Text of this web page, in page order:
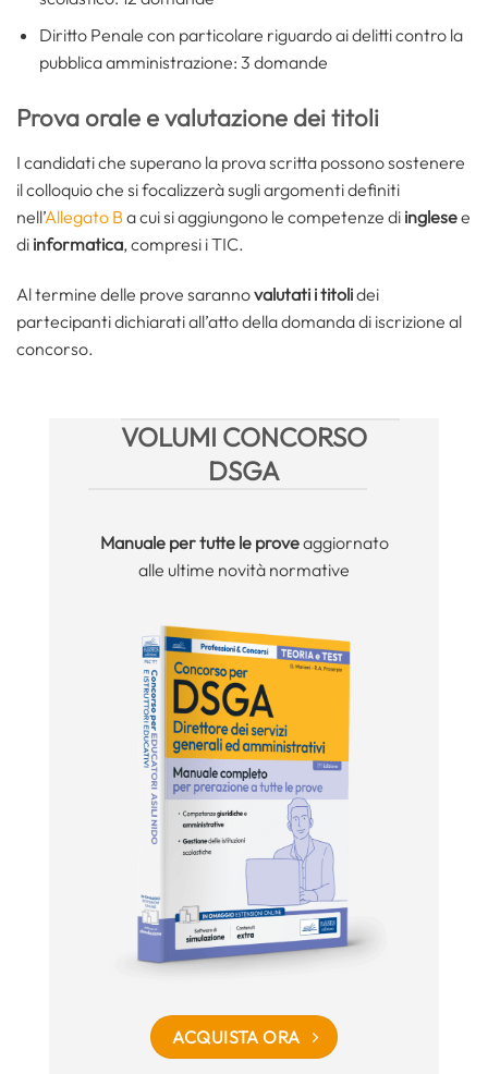
Diritto Penale con particolare riguardo ai delitti contro la
pubblica amministrazione: 3 domande
Prova orale e valutazione dei titoli
I candidati che superano la prova scritta possono sostenere
il colloquio che si focalizzerà sugli argomenti definiti
nell’Allegato Ba cui si aggiungono le competenze di inglesee
di informatica, compresi i TIC.
Al termine delle prove sarannovalutati i titolidei
partecipanti dichiarati all’atto della domanda di iscrizione al
concorso.
VOLUMI CONCORSO
DSGA
Manuale per tutte le proveaggiornato
alle ultime novità normative
ACQUISTA ORA